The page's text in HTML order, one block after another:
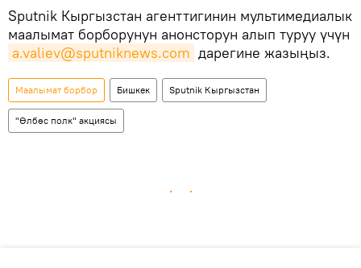
Sputnik Кыргызстан агенттигинин мультимедиалык
маалымат борборунун анонсторун алып туруу үчүн
a.valiev@sputniknews.com дарегине жазыңыз.
Маалымат борбор Бишкек Sputnik Кыргызстан
"Өлбөс полк" акциясы